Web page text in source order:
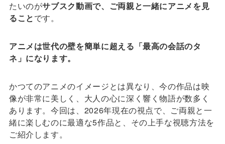
たいのがサブスク動画で、ご両親と一緒にアニメを見
ることです。
アニメは世代の壁を簡単に超える「最高の会話のタ
ネ」になります。
かつてのアニメのイメージとは異なり、今の作品は映
像が非常に美しく、大人の心に深く響く物語が数多く
あります。今回は、2026年現在の視点で、ご両親と一
緒に楽しむのに最適な5作品と、その上手な視聴方法を
ご紹介します。